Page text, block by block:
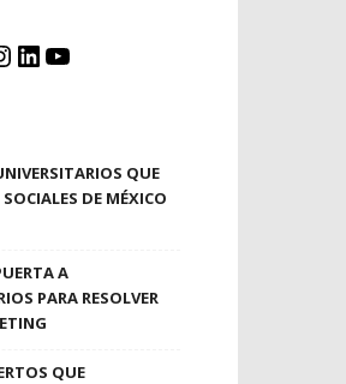
LinkedIn
YouTube
QUE
DE MÉXICO
A
PARA RESOLVER
QUE